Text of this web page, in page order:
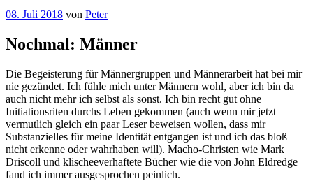
Veröffentlicht
08. Juli 2018 von Peter
Nochmal: Männer
Die Begeisterung für Männergruppen und Männerarbeit hat bei mir
nie gezündet. Ich fühle mich unter Männern wohl, aber ich bin da
auch nicht mehr ich selbst als sonst. Ich bin recht gut ohne
Initiationsriten durchs Leben gekommen (auch wenn mir jetzt
vermutlich gleich ein paar Leser beweisen wollen, dass mir
Substanzielles für meine Identität entgangen ist und ich das bloß
nicht erkenne oder wahrhaben will). Macho-Christen wie Mark
Driscoll und klischeeverhaftete Bücher wie die von John Eldredge
fand ich immer ausgesprochen peinlich.